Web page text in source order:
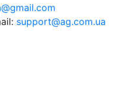
support@ag.com.ua